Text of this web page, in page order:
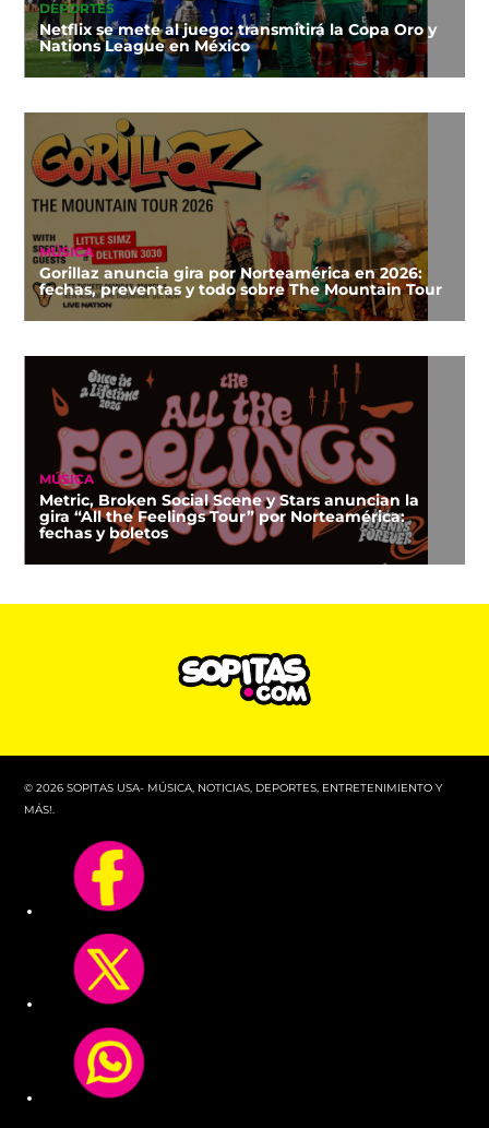
DEPORTES
Netflix se mete al juego: transmitirá la Copa Oro y
Nations League en México
MÚSICA
Gorillaz anuncia gira por Norteamérica en 2026:
fechas, preventas y todo sobre The Mountain Tour
MÚSICA
Metric, Broken Social Scene y Stars anuncian la
gira “All the Feelings Tour” por Norteamérica:
fechas y boletos
© 2026 SOPITAS USA- MÚSICA, NOTICIAS, DEPORTES, ENTRETENIMIENTO Y
MÁS!.